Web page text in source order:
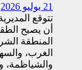
21 يوليو 2026
تتوقع
أن يصبح
المنطقة
الغرب،
والشياظمة،